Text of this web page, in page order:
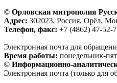
© Орловская митрополия
Адрес: 302023, Россия, Орёл,
Телефон, факс: +7 (4862) 47-52-
Электронная почта для
Время работы: понедельник-
© Информационно-
Электронная почта (только для